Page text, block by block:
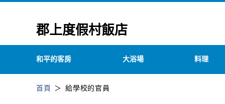
郡上度假村飯店
和平的客房 大浴場 料理
首頁 給學校的官員